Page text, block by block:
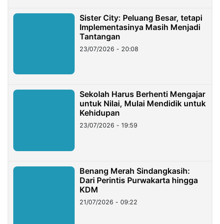
Sister City: Peluang Besar, tetapi
Implementasinya Masih Menjadi
Tantangan
23/07/2026 - 20:08
Sekolah Harus Berhenti Mengajar
untuk Nilai, Mulai Mendidik untuk
Kehidupan
23/07/2026 - 19:59
Benang Merah Sindangkasih:
Dari Perintis Purwakarta hingga
KDM
21/07/2026 - 09:22